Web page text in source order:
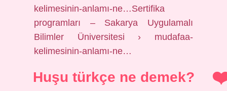
kelimesinin-anlamı-ne…Sertifika
programları – Sakarya Uygulamalı
Bilimler Üniversitesi › mudafaa-
kelimesinin-anlamı-ne…
Huşu türkçe ne demek?